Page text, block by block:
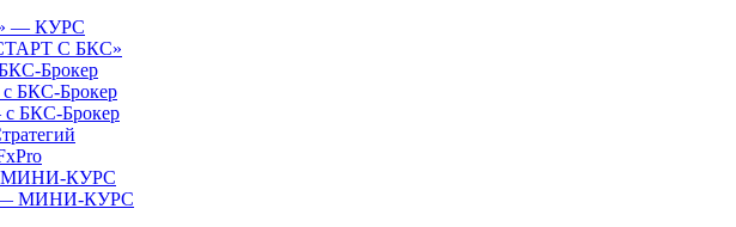
— КУРС
С БКС»
Брокер
с БКС-Брокер
БКС-Брокер
МИНИ-КУРС
— МИНИ-КУРС